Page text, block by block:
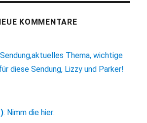
KOMMENTARE
Thema, wichtige
diese Sendung, Lizzy und Parker!
: Nimm die hier: